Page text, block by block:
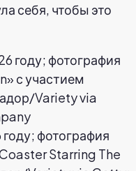
себя, чтобы это
фотография
Starring The